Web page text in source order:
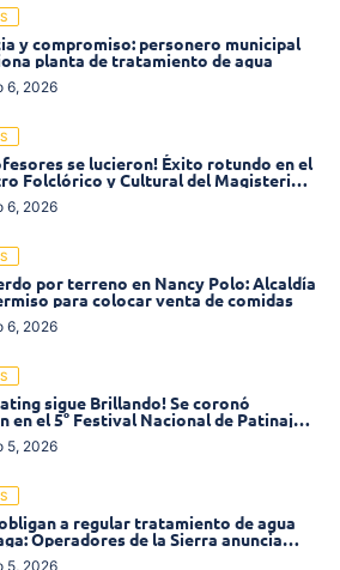
y compromiso: personero municipal
planta de tratamiento de agua
6, 2026
se lucieron! Éxito rotundo en el
Folclórico y Cultural del Magisterio
6, 2026
por terreno en Nancy Polo: Alcaldía
para colocar venta de comidas
6, 2026
sigue Brillando! Se coronó
en el 5° Festival Nacional de Patinaje
sobre Ruedas»
5, 2026
a regular tratamiento de agua
Operadores de la Sierra anuncia
en varios sectores
5, 2026